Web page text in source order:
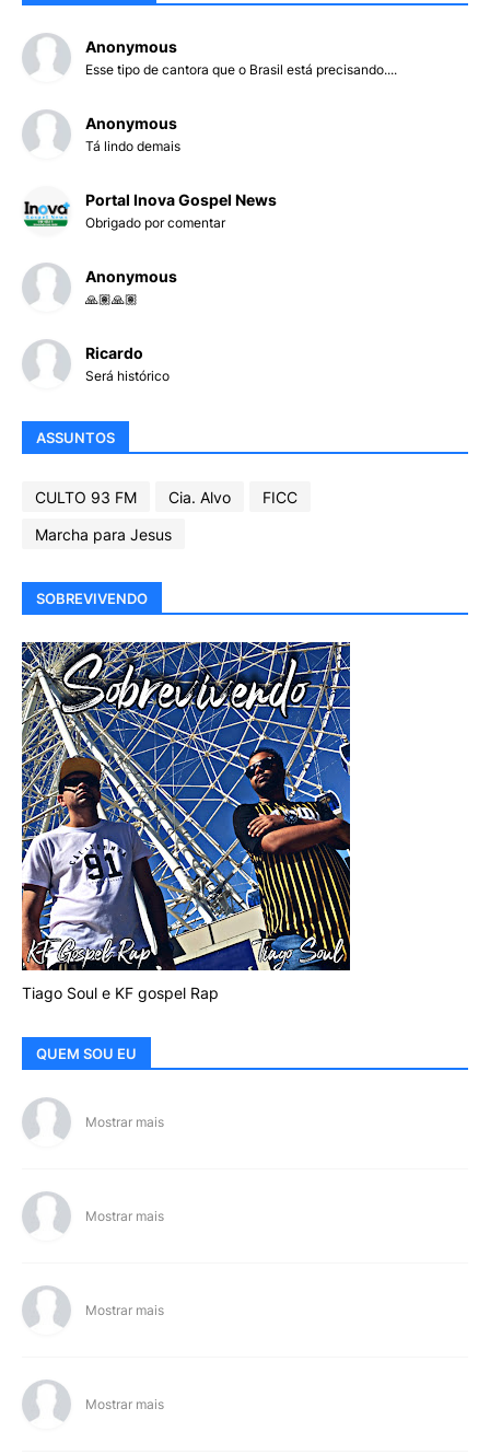
Anonymous
Esse tipo de cantora que o Brasil está precisando....
Anonymous
Tá lindo demais
Portal Inova Gospel News
Obrigado por comentar
Anonymous
🙏🏽🙏🏽
Ricardo
Será histórico
ASSUNTOS
CULTO 93 FM Cia. Alvo
FICC
Marcha para Jesus
SOBREVIVENDO
Tiago Soul e KF gospel Rap
QUEM SOU EU
Mostrar mais
Mostrar mais
Mostrar mais
Mostrar mais